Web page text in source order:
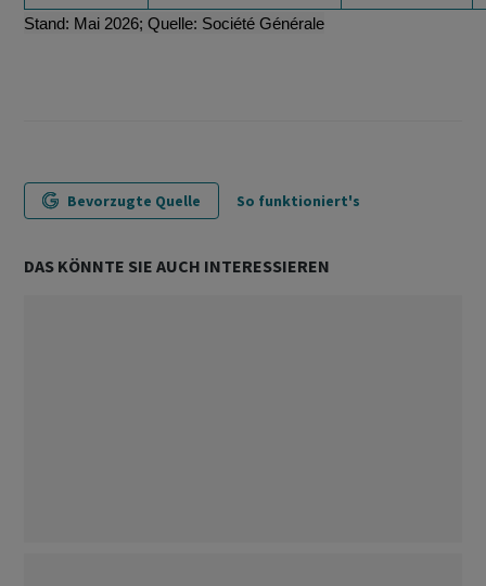
Stand: Mai 2026; Quelle: Société Générale
Bevorzugte Quelle So funktioniert's
DAS KÖNNTE SIE AUCH INTERESSIEREN